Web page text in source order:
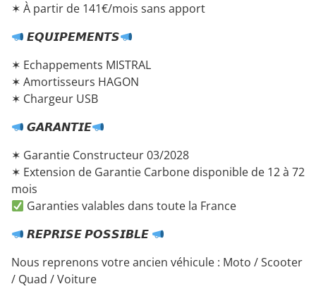
✶ À partir de 141€/mois sans apport
𝙀𝙌𝙐𝙄𝙋𝙀𝙈𝙀𝙉𝙏𝙎
✶ Echappements MISTRAL
✶ Amortisseurs HAGON
✶ Chargeur USB
𝙂𝘼𝙍𝘼𝙉𝙏𝙄𝙀
✶ Garantie Constructeur 03/2028
✶ Extension de Garantie Carbone disponible de 12 à 72
mois
Garanties valables dans toute la France
𝙍𝙀𝙋𝙍𝙄𝙎𝙀 𝙋𝙊𝙎𝙎𝙄𝘽𝙇𝙀
Nous reprenons votre ancien véhicule : Moto / Scooter
/ Quad / Voiture